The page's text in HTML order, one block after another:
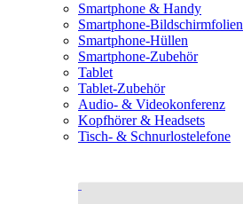
Smartphone & Handy
Smartphone-Bildschirmfolien
Smartphone-Hüllen
Smartphone-Zubehör
Tablet
Tablet-Zubehör
Audio- & Videokonferenz
Kopfhörer & Headsets
Tisch- & Schnurlostelefone